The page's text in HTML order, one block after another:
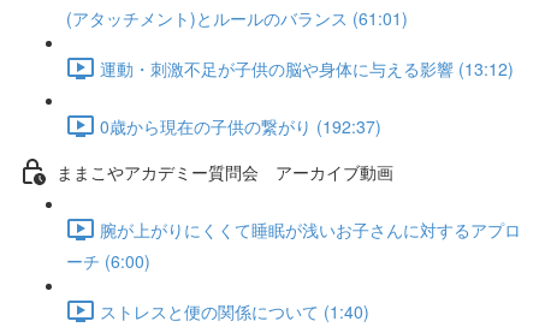
(アタッチメント)とルールのバランス (61:01)
運動・刺激不足が子供の脳や身体に与える影響 (13:12)
0歳から現在の子供の繋がり (192:37)
ままこやアカデミー質問会 アーカイブ動画
腕が上がりにくくて睡眠が浅いお子さんに対するアプロ
ーチ (6:00)
ストレスと便の関係について (1:40)